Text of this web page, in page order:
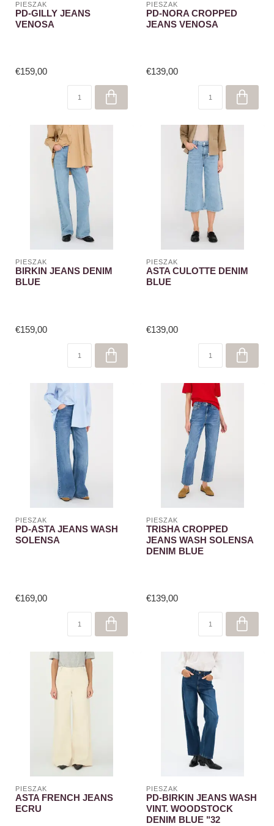
PIESZAK
PD-GILLY JEANS
VENOSA
€159,00
PIESZAK
PD-NORA CROPPED
JEANS VENOSA
€139,00
PIESZAK
BIRKIN JEANS DENIM
BLUE
€159,00
PIESZAK
ASTA CULOTTE DENIM
BLUE
€139,00
PIESZAK
PD-ASTA JEANS WASH
SOLENSA
€169,00
PIESZAK
TRISHA CROPPED
JEANS WASH SOLENSA
DENIM BLUE
€139,00
PIESZAK
ASTA FRENCH JEANS
ECRU
PIESZAK
PD-BIRKIN JEANS WASH
VINT. WOODSTOCK
DENIM BLUE "32